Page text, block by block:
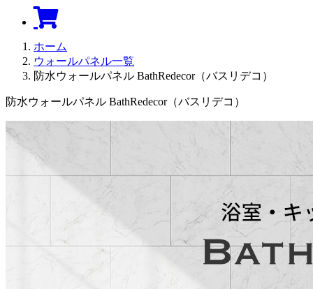
ホーム
ウォールパネル一覧
防水ウォールパネル BathRedecor（バスリデコ）
防水ウォールパネル BathRedecor（バスリデコ）